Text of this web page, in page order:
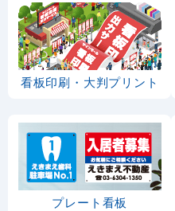
看板印刷・大判プリント
プレート看板